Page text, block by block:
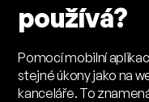
používá?
Pomocí mobilní
stejné úkony jako na
kanceláře. To